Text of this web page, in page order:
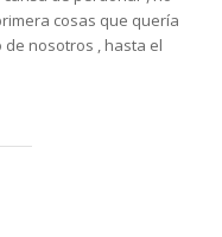
cosas que quería
de nosotros , hasta el